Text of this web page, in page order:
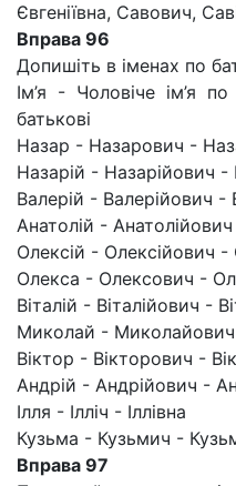
Євгеніївна, Савович,
Вправа 96
Допишіть в іменах по
Ім’я - Чоловіче ім’я
батькові
Назар - Назарович -
Назарій - Назарійович -
Валерій - Валерійович -
Анатолій - Анатолійович
Олексій - Олексійович -
Олекса - Олексович -
Віталій - Віталійович -
Миколай - Миколайович
Віктор - Вікторович -
Андрій - Андрійович -
Ілля - Ілліч - Іллівна
Кузьма - Кузьмич -
Вправа 97